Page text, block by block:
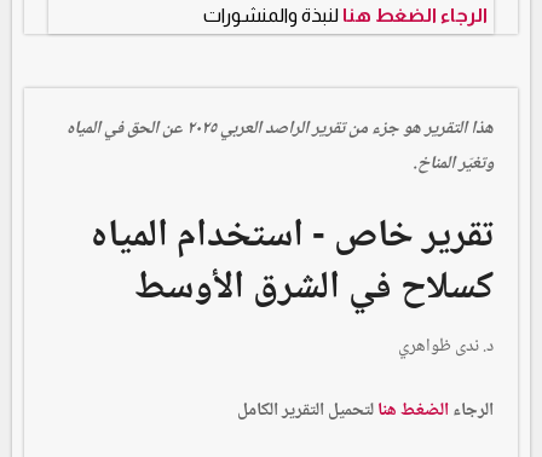
الرجاء الضغط هنا لنبذة والمنشورات
هذا التقرير هو جزء من تقرير الراصد العربي ٢٠٢٥ عن الحق في المياه
وتغيّر المناخ.
تقرير خاص - استخدام المياه
كسلاح في الشرق الأوسط
د. ندى ظواهري
الرجاءالضغط هنالتحميل التقرير الكامل